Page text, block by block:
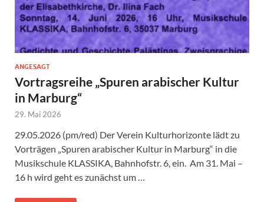
ANGESAGT
Vortragsreihe „Spuren arabischer Kultur
in Marburg“
29. Mai 2026
29.05.2026 (pm/red) Der Verein Kulturhorizonte lädt zu
Vorträgen „Spuren arabischer Kultur in Marburg“ in die
Musikschule KLASSIKA, Bahnhofstr. 6, ein. Am 31. Mai –
16 h wird geht es zunächst um …